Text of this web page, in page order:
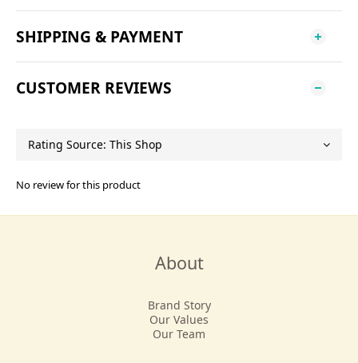
SHIPPING & PAYMENT
CUSTOMER REVIEWS
No review for this product
About
Brand Story
Our Values
Our Team